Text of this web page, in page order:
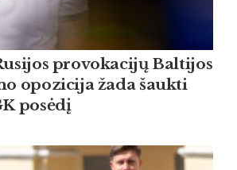
provokacijų Baltijos
opozicija žada šaukti
posėdį